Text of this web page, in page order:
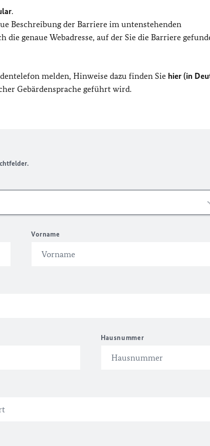
.
Beschreibung der Barriere im untenstehenden
genaue Webadresse, auf der Sie die Barriere
melden, Hinweise dazu finden Sie hier (in
Gebärdensprache geführt wird.
Vorname
Hausnummer